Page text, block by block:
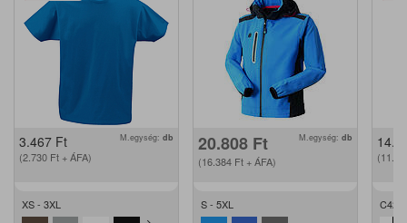
3.467 Ft
(2.730 Ft + ÁFA)
M.egység: db
XS - 3XL
20.808 Ft
(16.384 Ft + ÁFA)
M.egység: db
S - 5XL C42 -